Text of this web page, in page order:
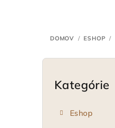
DOMOV / ESHOP /
B
Preskočiť
kategórie
Kategórie
Eshop